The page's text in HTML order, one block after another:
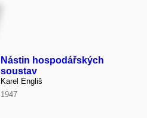
Nástin hospodářských
soustav
Karel Engliš
1947